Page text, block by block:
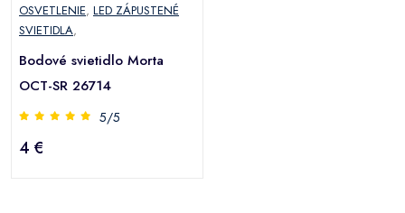
OSVETLENIE, LED ZÁPUSTENÉ
SVIETIDLA,
Bodové svietidlo Morta
OCT-SR 26714
5/5
4 €